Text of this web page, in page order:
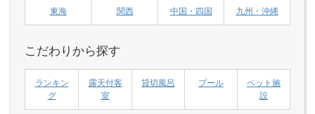
東海 関西 中国・四国 九州・沖縄
こだわりから探す
ランキン
グ
露天付客
室
貸切風呂 プール
ペット施
設